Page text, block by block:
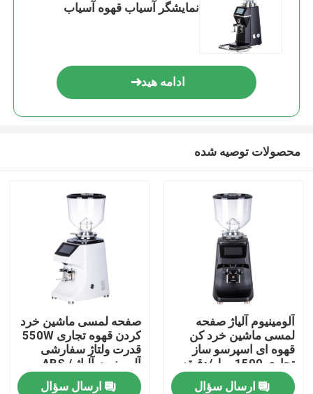
صفحه اصلی
نمایشگر آسیاب قهوه آسیاب
ادامه هید
محصولات توصیه شده
آلومینیوم آلیاژ صفحه
لمسی ماشین خرد کن
قهوه ای اسپرسو ساز
تجاری 1500 رول/دقیقه
ارسال سؤال
صفحه لمسی ماشین خرد
کردن قهوه تجاری 550W
قدرت ولتاژ سفارشی
آلومینیوم آلیاژ / ABS
64mm دیسک خرد
ارسال سؤال